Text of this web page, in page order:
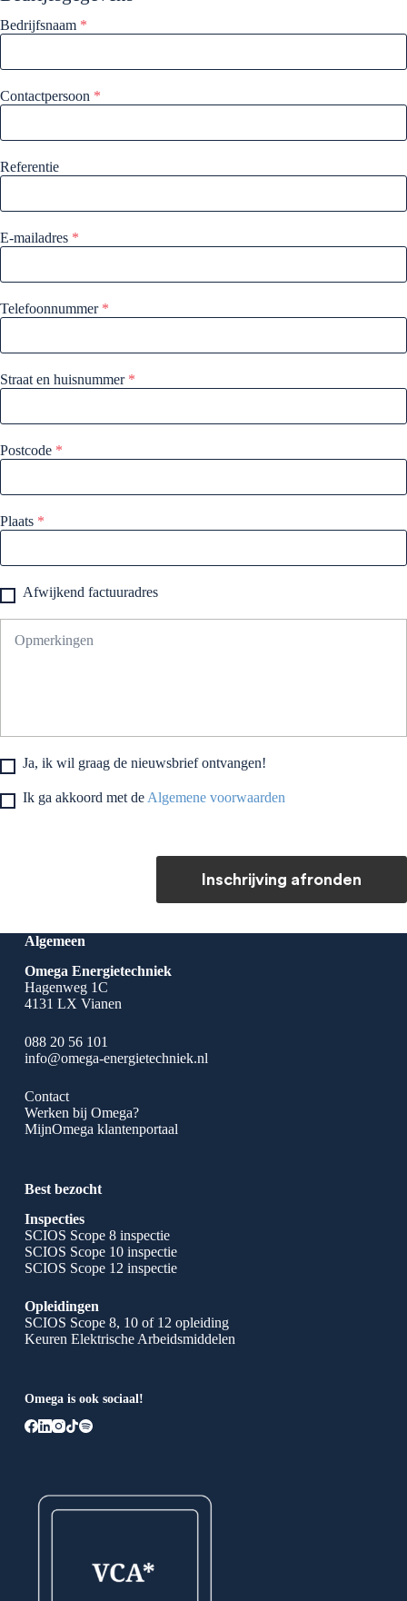
Bedrijfsnaam *
Contactpersoon *
Referentie
E-mailadres *
Telefoonnummer *
Straat en huisnummer *
Postcode *
Plaats *
Afwijkend factuuradres
Ja, ik wil graag de nieuwsbrief ontvangen!
Ik ga akkoord met de Algemene voorwaarden
Inschrijving afronden
Algemeen
Omega Energietechniek
Hagenweg 1C
4131 LX Vianen
088 20 56 101
info@omega-energietechniek.nl
Contact
Werken bij Omega?
MijnOmega klantenportaal
Best bezocht
Inspecties
SCIOS Scope 8 inspectie
SCIOS Scope 10 inspectie
SCIOS Scope 12 inspectie
Opleidingen
SCIOS Scope 8, 10 of 12 opleiding
Keuren Elektrische Arbeidsmiddelen
Omega is ook sociaal!